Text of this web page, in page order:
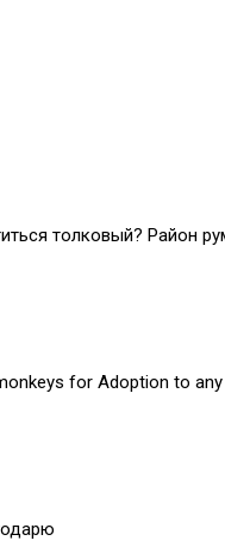
толковый? Район
for Adoption to